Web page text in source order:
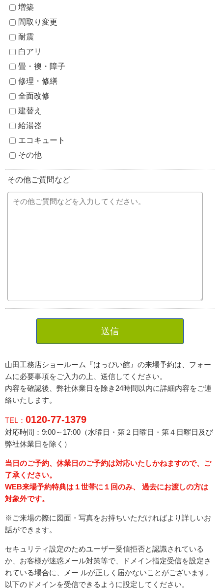
増築
間取り変更
耐震
白アリ
畳・襖・障子
修理・修繕
全面改修
建替え
給湯器
エコキュート
その他
その他ご質問など
送信
山田工務店ショールーム『はっぴい館』の来場予約は、フォー
ムに必要事項をご入力の上、送信してください。
内容を確認後、弊社休業日を除き24時間以内に詳細内容をご連
絡いたします。
TEL： 0120-77-1379
対応時間：9:00～17:00（水曜日・ 第２日曜日・第４日曜日 及び
弊社休業日を除く）
当日のご予約、休業日のご予約は対応いたしかねますので、ご
了承ください。
WEB来場予約特典は１世帯に１回のみ、 過去にお渡しの方は
対象外です。
※ご来場の際に図面・写真をお持ちいただければより詳しいお
話ができます。
セキュリティ設定のためユーザー受信拒否と認識されている
か、お客様が迷惑メール対策等で、ドメイン指定受信を設定さ
れている場合に、メー ルが正しく届かないことがございます。
以下のドメインを受信できるように設定してください。